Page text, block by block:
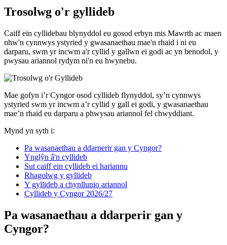
Trosolwg o'r gyllideb
Caiff ein cyllidebau blynyddol eu gosod erbyn mis Mawrth ac maen
nhw'n cynnwys ystyried y gwasanaethau mae'n rhaid i ni eu
darparu, swm yr incwm a'r cyllid y gallwn ei godi ac yn benodol, y
pwysau ariannol rydym ni'n eu hwynebu.
Mae gofyn i’r Cyngor osod cyllideb flynyddol, sy’n cynnwys
ystyried swm yr incwm a’r cyllid y gall ei godi, y gwasanaethau
mae’n rhaid eu darparu a phwysau ariannol fel chwyddiant.
Mynd yn syth i:
Pa wasanaethau a ddarperir gan y Cyngor?
Ynglŷn â'n cyllideb
Sut caiff ein cyllideb ei hariannu
Rhagolwg y gyllideb
Y gyllideb a chynllunio ariannol
Cyllideb y Cyngor 2026/27
Pa wasanaethau a ddarperir gan y
Cyngor?